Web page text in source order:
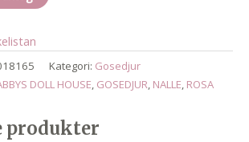
Kategori: Gosedjur
DOLL HOUSE, GOSEDJUR, NALLE, ROSA
produkter